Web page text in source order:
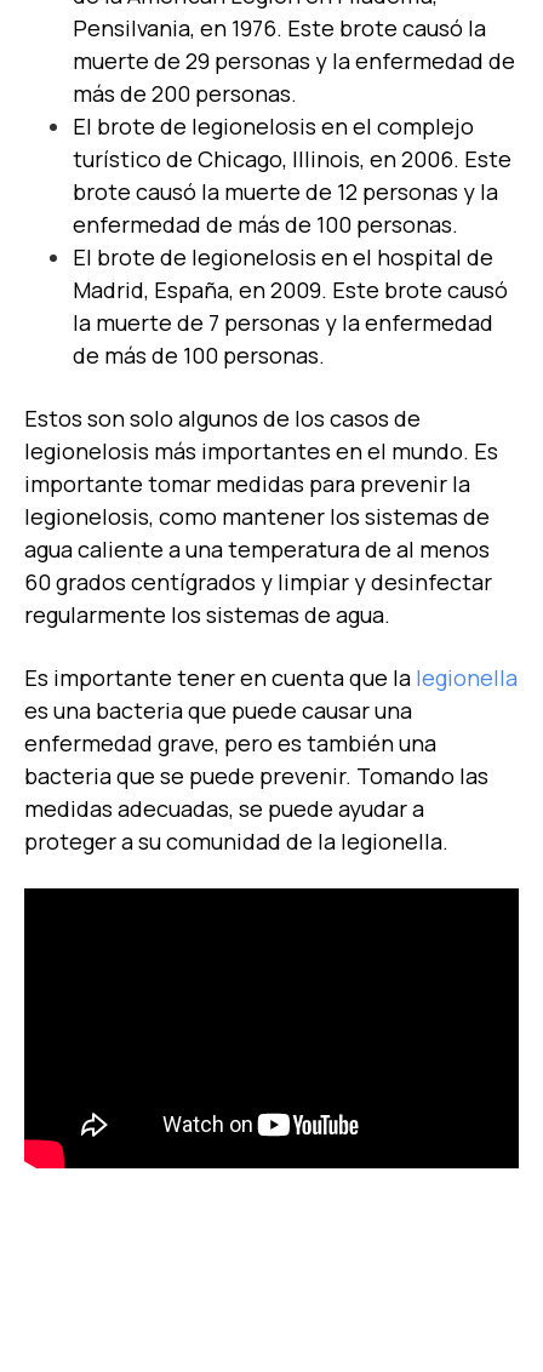
Pensilvania, en 1976. Este brote causó la
muerte de 29 personas y la enfermedad de
más de 200 personas.
El brote de legionelosis en el complejo
turístico de Chicago, Illinois, en 2006. Este
brote causó la muerte de 12 personas y la
enfermedad de más de 100 personas.
El brote de legionelosis en el hospital de
Madrid, España, en 2009. Este brote causó
la muerte de 7 personas y la enfermedad
de más de 100 personas.
Estos son solo algunos de los casos de
legionelosis más importantes en el mundo. Es
importante tomar medidas para prevenir la
legionelosis, como mantener los sistemas de
agua caliente a una temperatura de al menos
60 grados centígrados y limpiar y desinfectar
regularmente los sistemas de agua.
Es importante tener en cuenta que la legionella
es una bacteria que puede causar una
enfermedad grave, pero es también una
bacteria que se puede prevenir. Tomando las
medidas adecuadas, se puede ayudar a
proteger a su comunidad de la legionella.